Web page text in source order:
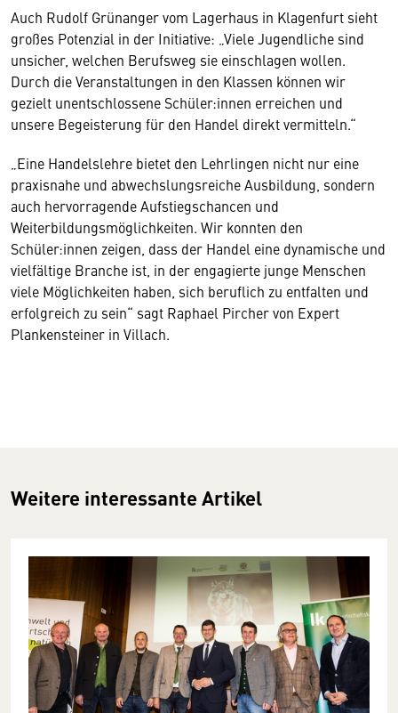
Auch Rudolf Grünanger vom Lagerhaus in Klagenfurt sieht
großes Potenzial in der Initiative: „Viele Jugendliche sind
unsicher, welchen Berufsweg sie einschlagen wollen.
Durch die Veranstaltungen in den Klassen können wir
gezielt unentschlossene Schüler:innen erreichen und
unsere Begeisterung für den Handel direkt vermitteln.“
„Eine Handelslehre bietet den Lehrlingen nicht nur eine
praxisnahe und abwechslungsreiche Ausbildung, sondern
auch hervorragende Aufstiegschancen und
Weiterbildungsmöglichkeiten. Wir konnten den
Schüler:innen zeigen, dass der Handel eine dynamische und
vielfältige Branche ist, in der engagierte junge Menschen
viele Möglichkeiten haben, sich beruflich zu entfalten und
erfolgreich zu sein“ sagt Raphael Pircher von Expert
Plankensteiner in Villach.
Weitere interessante Artikel